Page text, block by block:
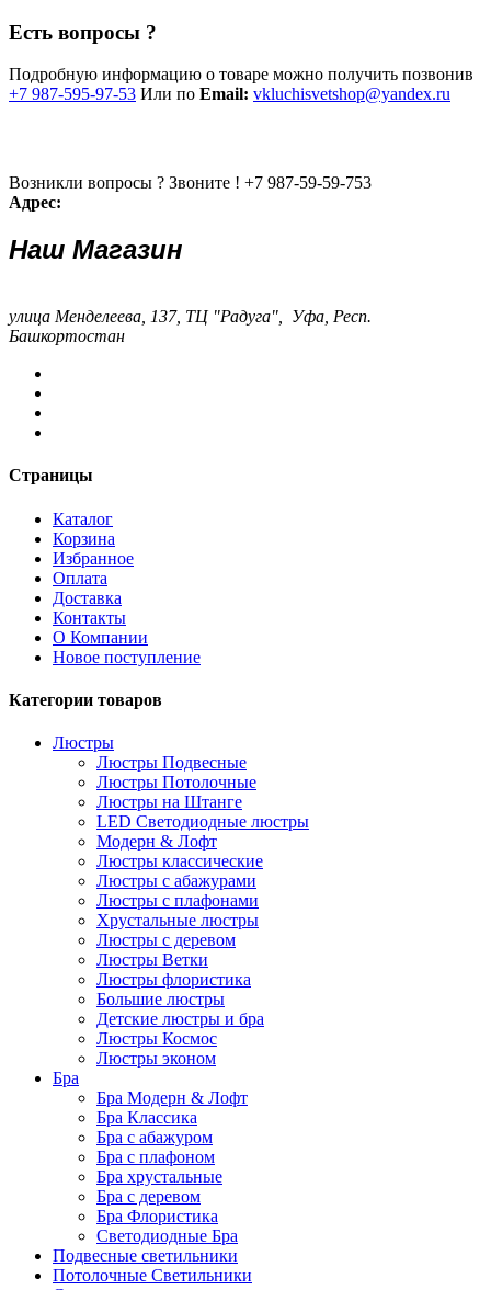
Есть вопросы ?
Подробную информацию о товаре можно получить позвонив
+7 987-595-97-53 Или по Email: vkluchisvetshop@yandex.ru
Возникли вопросы ? Звоните ! +7 987-59-59-753
Адрес:
Наш Магазин
улица Менделеева, 137, ТЦ "Радуга", Уфа, Респ.
Башкортостан
Страницы
Каталог
Корзина
Избранное
Оплата
Доставка
Контакты
О Компании
Новое поступление
Категории товаров
Люстры
Люстры Подвесные
Люстры Потолочные
Люстры на Штанге
LED Светодиодные люстры
Модерн & Лофт
Люстры классические
Люстры с абажурами
Люстры с плафонами
Хрустальные люстры
Люстры с деревом
Люстры Ветки
Люстры флористика
Большие люстры
Детские люстры и бра
Люстры Космос
Люстры эконом
Бра
Бра Модерн & Лофт
Бра Классика
Бра с абажуром
Бра с плафоном
Бра хрустальные
Бра с деревом
Бра Флористика
Светодиодные Бра
Подвесные светильники
Потолочные Светильники